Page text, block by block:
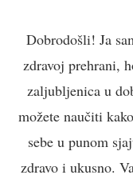
Dobrodošli! Ja
zdravoj prehrani,
zaljubljenica u
možete naučiti
sebe u punom
zdravo i ukusno.